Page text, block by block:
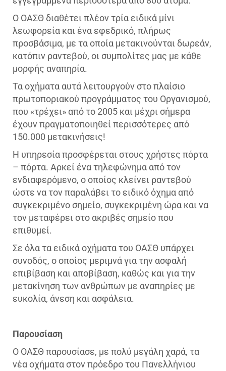
Ο ΟΑΣΘ διαθέτει πλέον τρία ειδικά μίνι
λεωφορεία και ένα εφεδρικό, πλήρως
προσβάσιμα, με τα οποία μετακινούνται δωρεάν,
κατόπιν ραντεβού, οι συμπολίτες μας με κάθε
μορφής αναπηρία.
Τα οχήματα αυτά λειτουργούν στο πλαίσιο
πρωτοποριακού προγράμματος του Οργανισμού,
που «τρέχει» από το 2005 και μέχρι σήμερα
έχουν πραγματοποιηθεί περισσότερες από
150.000 μετακινήσεις!
Η υπηρεσία προσφέρεται στους χρήστες πόρτα
– πόρτα. Αρκεί ένα τηλεφώνημα από τον
ενδιαφερόμενο, ο οποίος κλείνει ραντεβού
ώστε να τον παραλάβει το ειδικό όχημα από
συγκεκριμένο σημείο, συγκεκριμένη ώρα και να
τον μεταφέρει στο ακριβές σημείο που
επιθυμεί.
Σε όλα τα ειδικά οχήματα του ΟΑΣΘ υπάρχει
συνοδός, ο οποίος μεριμνά για την ασφαλή
επιβίβαση και αποβίβαση, καθώς και για την
μετακίνηση των ανθρώπων με αναπηρίες με
ευκολία, άνεση και ασφάλεια.
Παρουσίαση
Ο ΟΑΣΘ παρουσίασε, με πολύ μεγάλη χαρά, τα
νέα οχήματα στον πρόεδρο του Πανελλήνιου